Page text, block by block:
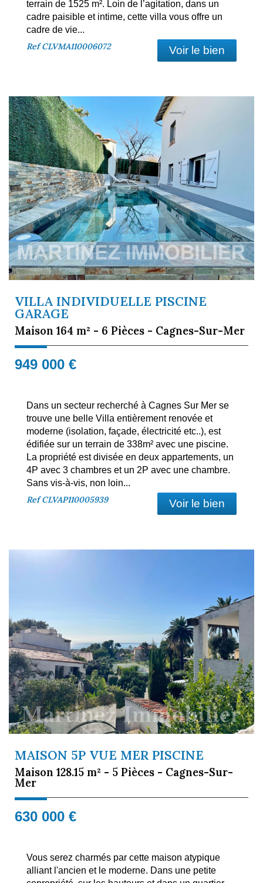
terrain de 1525 m². Loin de l’agitation, dans un
cadre paisible et intime, cette villa vous offre un
cadre de vie...
RefCLVMA110006072 Voir le bien
VILLA INDIVIDUELLE PISCINE
GARAGE
Maison 164 m² - 6 Pièces - Cagnes-Sur-Mer
949 000 €
Dans un secteur recherché à Cagnes Sur Mer se
trouve une belle Villa entièrement renovée et
moderne (isolation, façade, électricité etc..), est
édifiée sur un terrain de 338m² avec une piscine.
La propriété est divisée en deux appartements, un
4P avec 3 chambres et un 2P avec une chambre.
Sans vis-à-vis, non loin...
RefCLVAP110005939 Voir le bien
MAISON 5P VUE MER PISCINE
Maison 128.15 m² - 5 Pièces - Cagnes-Sur-
Mer
630 000 €
Vous serez charmés par cette maison atypique
alliant l'ancien et le moderne. Dans une petite